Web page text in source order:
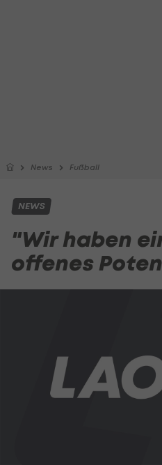
News Fußball
NEWS
"Wir haben
offenes